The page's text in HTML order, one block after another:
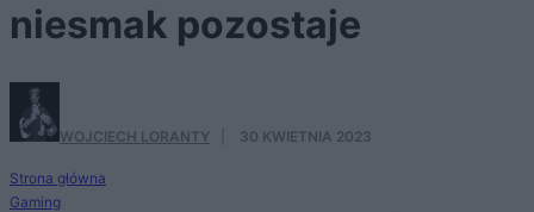
niesmak pozostaje
WOJCIECH LORANTY 30 KWIETNIA 2023
Strona główna
Gaming